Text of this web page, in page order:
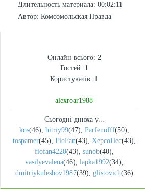
Длительность материала: 00:02:11
Автор: Комсомольская Правда
Онлайн всього: 2
Гостей: 1
Користувачів: 1
alexroar1988
Сьогодні днюха у...
kos(46), hitriy99(47), Parfenofff(50),
tospamer(45), FioFan(43), XepcoHec(43),
fiofan4220(43), sunob(40),
vasilyevalena(46), lapka1992(34),
dmitriykuleshov1987(39), glistovich(36)